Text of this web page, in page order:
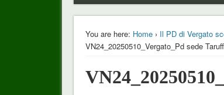
You are here: Home› Il PD di Vergato
VN24_20250510_Vergato_Pd sede